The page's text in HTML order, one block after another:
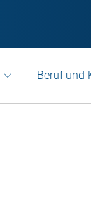
Beruf und